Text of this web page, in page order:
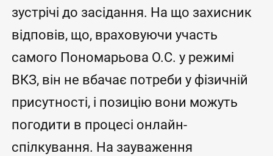
зустрічі до засідання. На що захисник
відповів, що, враховуючи участь
самого Пономарьова О.С. у режимі
ВКЗ, він не вбачає потреби у фізичній
присутності, і позицію вони можуть
погодити в процесі онлайн-
спілкування. На зауваження